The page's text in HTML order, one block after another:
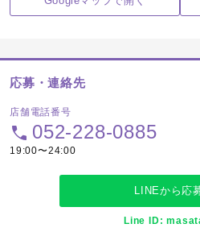
応募・連絡先
店舗電話番号
052-228-0885
19:00〜24:00
LINEから応
Line ID: